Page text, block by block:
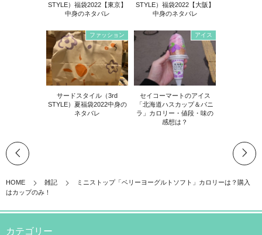
STYLE）福袋2022【東京】
中身のネタバレ
STYLE）福袋2022【大阪】
中身のネタバレ
ファッション
サードスタイル（3rd
STYLE）夏福袋2022中身の
ネタバレ
アイス
セイコーマートのアイス
「北海道ハスカップ＆バニ
ラ」カロリー・値段・味の
感想は？
HOME 雑記
ミニストップ「ベリーヨーグルトソフト」カロリーは？購入
はカップのみ！
カテゴリー